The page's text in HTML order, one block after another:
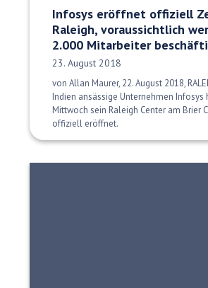
Infosys eröffnet offiziell
Raleigh, voraussichtlich
2.000 Mitarbeiter
Veröffentlichungsdatum:
23. August 2018
von Allan Maurer, 22. August 2018,
Indien ansässige Unternehmen Infosys
Mittwoch sein Raleigh Center am Brier
offiziell eröffnet.